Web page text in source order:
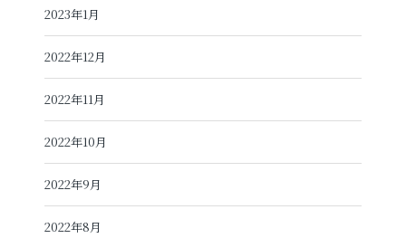
2023年1月
2022年12月
2022年11月
2022年10月
2022年9月
2022年8月